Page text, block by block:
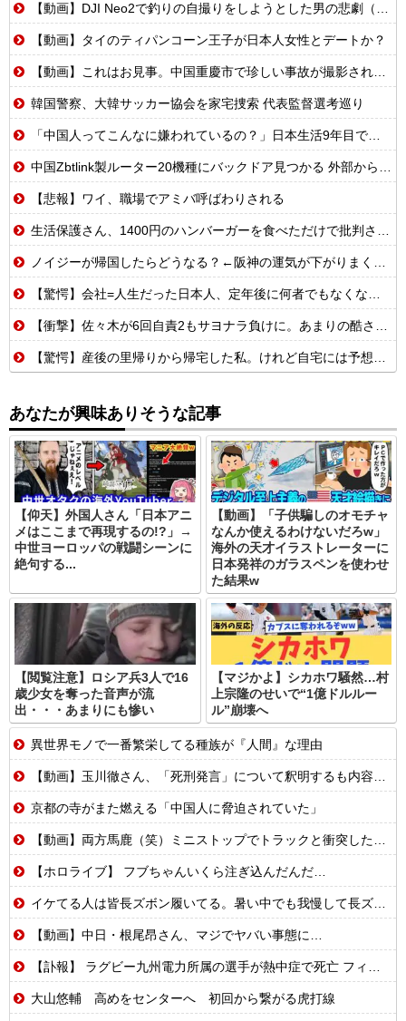
【動画】DJI Neo2で釣りの自撮りをしようとした男の悲劇（ノ∇`）
【動画】タイのティパンコーン王子が日本人女性とデートか？
【動画】これはお見事。中国重慶市で珍しい事故が撮影される。
韓国警察、大韓サッカー協会を家宅捜索 代表監督選考巡り
「中国人ってこんなに嫌われているの？」日本生活9年目で明かす本心！
中国Zbtlink製ルーター20機種にバックドア見つかる 外部から完全制御のおそれ
【悲報】ワイ、職場でアミバ呼ばわりされる
生活保護さん、1400円のハンバーガーを食べただけで批判される
ノイジーが帰国したらどうなる？←阪神の運気が下がりまくるやろな
【驚愕】会社=人生だった日本人、定年後に何者でもなくなるwww
【衝撃】佐々木が6回自責2もサヨナラ負けに。あまりの酷さにドン引きするドジャースファン
【驚愕】産後の里帰りから帰宅した私。けれど自宅には予想もしない人物が住み着いており……義父「お!嫁ちゃんお疲れ!俺もしばらく厄介になるよ」ギャンブル中毒&借金まみれな義父だった!
あなたが興味ありそうな記事
【仰天】外国人さん「日本アニ
メはここまで再現するの!?」→
中世ヨーロッパの戦闘シーンに
絶句する...
【動画】「子供騙しのオモチャ
なんか使えるわけないだろw」
海外の天才イラストレーターに
日本発祥のガラスペンを使わせ
た結果w
【閲覧注意】ロシア兵3人で16
歳少女を奪った音声が流
出・・・あまりにも惨い
【マジかよ】シカホワ騒然…村
上宗隆のせいで“1億ドルルー
ル”崩壊へ
異世界モノで一番繁栄してる種族が『人間』な理由
【動画】玉川徹さん、「死刑発言」について釈明するも内容がクソすぎて更に大炎上……
京都の寺がまた燃える「中国人に脅迫されていた」
【動画】両方馬鹿（笑）ミニストップでトラックと衝突したドラレコが（ノ∇`）
【ホロライブ】 フブちゃんいくら注ぎ込んだんだ…
イケてる人は皆長ズボン履いてる。暑い中でも我慢して長ズボン履いてる。半ズボンはモテ無い。厳しいって
【動画】中日・根尾昂さん、マジでヤバい事態に…
【訃報】 ラグビー九州電力所属の選手が熱中症で死亡 フィジー出身の26歳
大山悠輔 高めをセンターへ 初回から繋がる虎打線